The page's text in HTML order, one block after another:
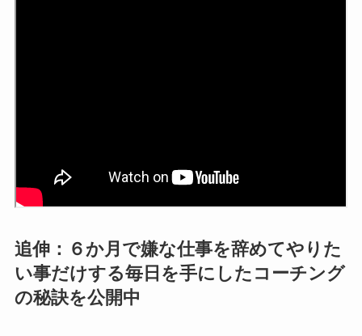
追伸：６か月で嫌な仕事を辞めてやりた
い事だけする毎日を手にしたコーチング
の秘訣を公開中